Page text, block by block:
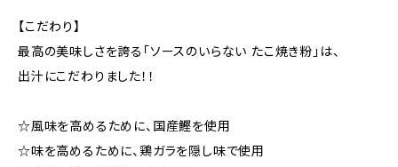
【こだわり】
最高の美味しさを誇る「ソースのいらない たこ焼き粉」は、
出汁にこだわりました！！
☆風味を高めるために、国産鰹を使用
☆味を高めるために、鶏ガラを隠し味で使用